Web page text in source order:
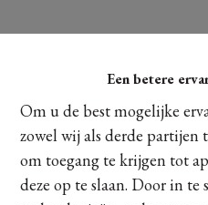
Een betere
Om u de best mogelijke
zowel wij als derde partijen
om toegang te krijgen tot
deze op te slaan. Door in te